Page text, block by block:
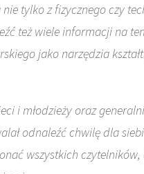
tylko z fizycznego czy
też wiele informacji na
jako narzędzia
i młodzieży oraz
odnaleźć chwilę dla
wszystkich czytelników,